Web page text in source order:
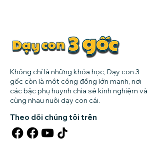
Không chỉ là những khóa học, Dạy con 3
gốc còn là một cộng đồng lớn mạnh, nơi
các bậc phụ huynh chia sẻ kinh nghiệm và
cùng nhau nuôi dạy con cái.
Theo dõi chúng tôi trên